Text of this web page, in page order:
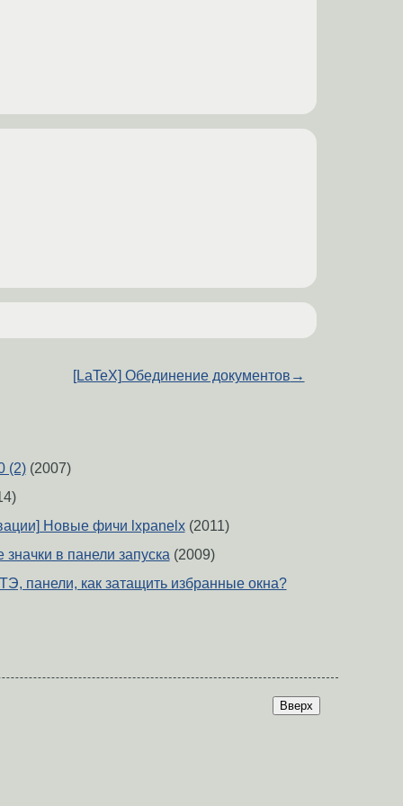
[LaTeX] Обединение документов →
(2)(2007)
Новые фичи lxpanelx(2011)
значки в панели запуска(2009)
панели, как затащить избранные окна?
Вверх